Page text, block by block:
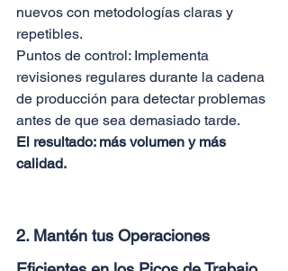
nuevos con metodologías claras y
repetibles.
Puntos de control: Implementa
revisiones regulares durante la cadena
de producción para detectar problemas
antes de que sea demasiado tarde.
El resultado: más volumen y más
calidad.
2. Mantén tus Operaciones